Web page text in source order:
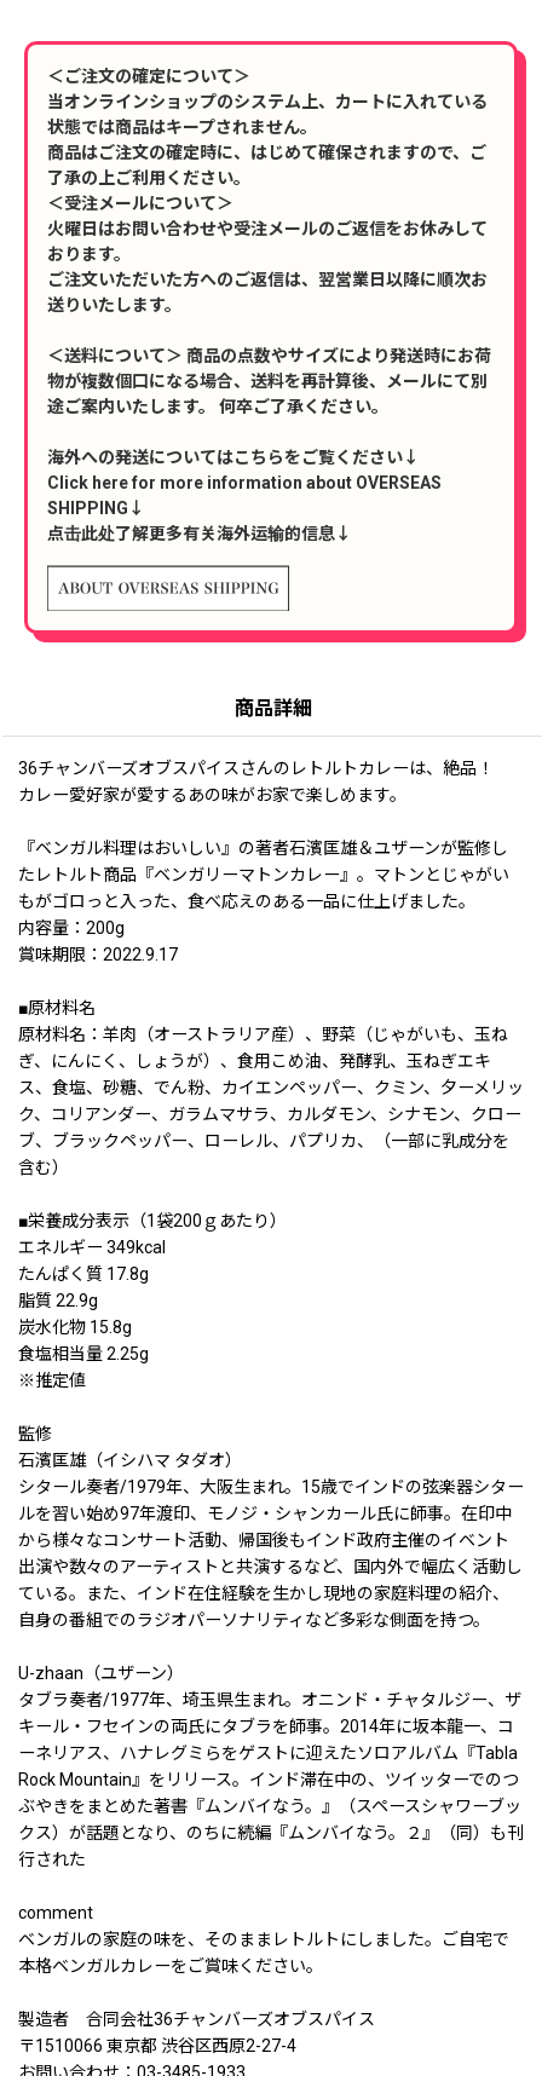
＜ご注文の確定について＞
当オンラインショップのシステム上、カートに入れている
状態では商品はキープされません。
商品はご注文の確定時に、はじめて確保されますので、ご
了承の上ご利用ください。
＜受注メールについて＞
火曜日はお問い合わせや受注メールのご返信をお休みして
おります。
ご注文いただいた方へのご返信は、翌営業日以降に順次お
送りいたします。
＜送料について＞ 商品の点数やサイズにより発送時にお荷
物が複数個口になる場合、送料を再計算後、メールにて別
途ご案内いたします。 何卒ご了承ください。
海外への発送についてはこちらをご覧ください↓
Click here for more information about OVERSEAS
SHIPPING↓
点击此处了解更多有关海外运输的信息↓
商品詳細
36チャンバーズオブスパイスさんのレトルトカレーは、絶品！
カレー愛好家が愛するあの味がお家で楽しめます。
『ベンガル料理はおいしい』の著者⽯濱匡雄＆ユザーンが監修し
たレトルト商品『ベンガリーマトンカレー』。マトンとじゃがい
もがゴロっと⼊った、⾷べ応えのある⼀品に仕上げました。
内容量：200g
賞味期限：2022.9.17
■原材料名
原材料名：羊肉（オーストラリア産）、野菜（じゃがいも、玉ね
ぎ、にんにく、しょうが）、食用こめ油、発酵乳、玉ねぎエキ
ス、食塩、砂糖、でん粉、カイエンペッパー、クミン、夕ーメリッ
ク、コリアンダー、ガラムマサラ、カルダモン、シナモン、クロー
ブ、ブラックペッパー、ローレル、パプリカ、（一部に乳成分を
含む）
■栄養成分表示（1袋200ｇあたり）
エネルギー 349kcal
たんぱく質 17.8g
脂質 22.9g
炭水化物 15.8g
食塩相当量 2.25g
※推定値
監修
⽯濱匡雄（イシハマ タダオ）
シタール奏者/1979年、⼤阪⽣まれ。15歳でインドの弦楽器シター
ルを習い始め97年渡印、モノジ・シャンカール⽒に師事。在印中
から様々なコンサート活動、帰国後もインド政府主催のイベント
出演や数々のアーティストと共演するなど、国内外で幅広く活動し
ている。また、インド在住経験を⽣かし現地の家庭料理の紹介、
⾃⾝の番組でのラジオパーソナリティなど多彩な側⾯を持つ。
U-zhaan（ユザーン）
タブラ奏者/1977年、埼⽟県⽣まれ。オニンド・チャタルジー、ザ
キール・フセインの両⽒にタブラを師事。2014年に坂本⿓⼀、コ
ーネリアス、ハナレグミらをゲストに迎えたソロアルバム『Tabla
Rock Mountain』をリリース。インド滞在中の、ツイッターでのつ
ぶやきをまとめた著書『ムンバイなう。』（スペースシャワーブッ
クス）が話題となり、のちに続編『ムンバイなう。２』（同）も刊
⾏された
comment
ベンガルの家庭の味を、そのままレトルトにしました。ご⾃宅で
本格ベンガルカレーをご賞味ください。
製造者 合同会社36チャンバーズオブスパイス
〒1510066 東京都 渋谷区西原2-27-4
お問い合わせ：03-3485-1933